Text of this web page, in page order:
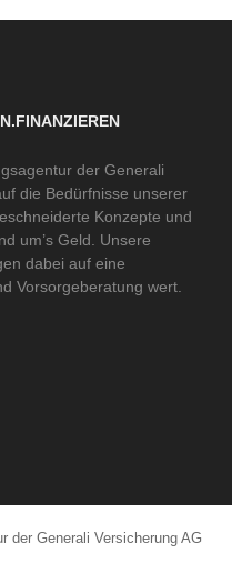
der Generali
die Bedürfnisse unserer
Konzepte und
um’s Geld. Unsere
dabei auf eine
Vorsorgeberatung wert.
der Generali Versicherung AG